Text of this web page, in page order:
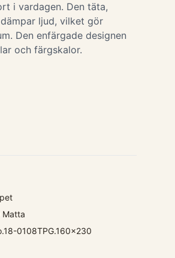
i vardagen. Den täta,
ljud, vilket gör
Den enfärgade designen
och färgskalor.
Matta
0108TPG.160x230